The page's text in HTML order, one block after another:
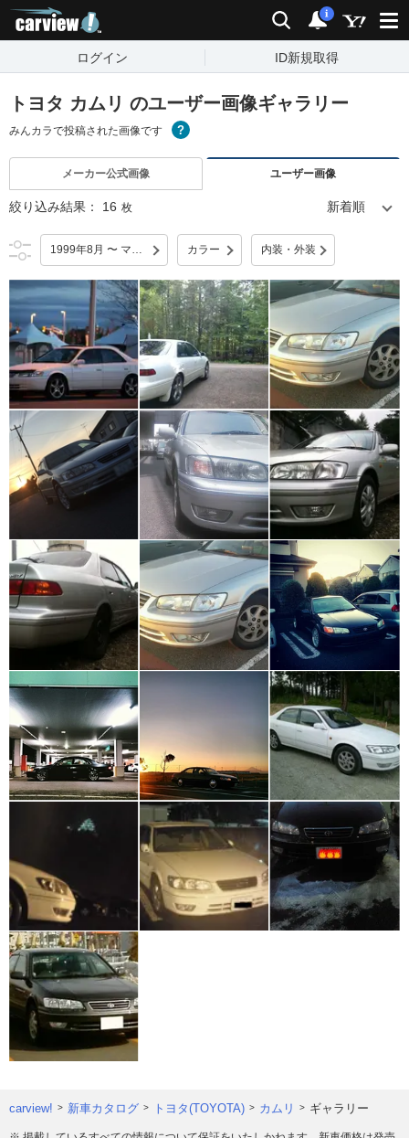
検索 通知
i
ログイン ID新規取得
トヨタ カムリ のユーザー画像ギャラリー
みんカラで投稿された画像です
メーカー公式画像 ユーザー画像
絞り込み結果： 16 枚
1999年8月 〜 マイナーチェンジ カラー 内装・外装
carview! 新車カタログ トヨタ(TOYOTA) カムリ ギャラリー